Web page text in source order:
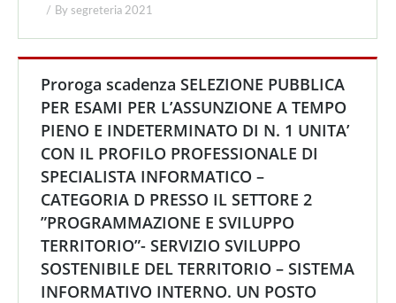
By segreteria 2021
Proroga scadenza SELEZIONE PUBBLICA
PER ESAMI PER L’ASSUNZIONE A TEMPO
PIENO E INDETERMINATO DI N. 1 UNITA’
CON IL PROFILO PROFESSIONALE DI
SPECIALISTA INFORMATICO –
CATEGORIA D PRESSO IL SETTORE 2
”PROGRAMMAZIONE E SVILUPPO
TERRITORIO”- SERVIZIO SVILUPPO
SOSTENIBILE DEL TERRITORIO – SISTEMA
INFORMATIVO INTERNO. UN POSTO